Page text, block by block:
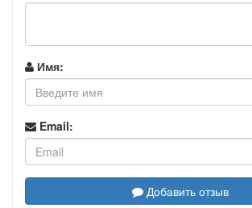
Имя:
Email:
Добавить отзыв